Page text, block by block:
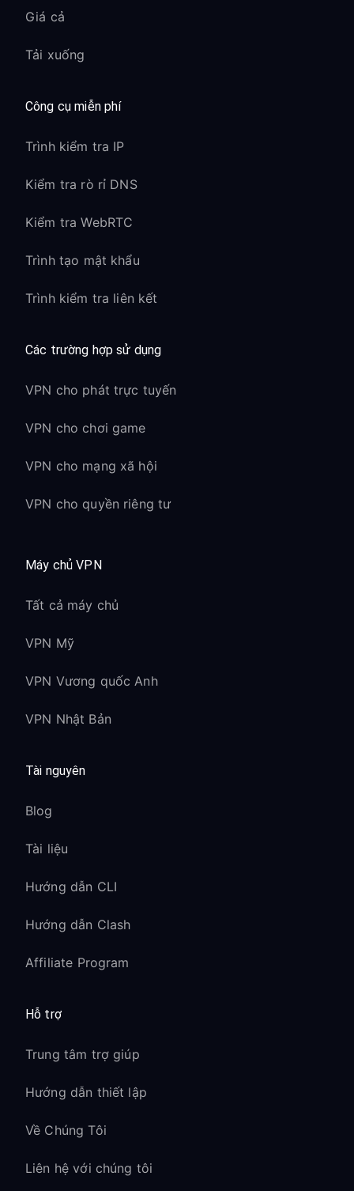
Thường xuyên có giảm giá và giá
Truy cập sớm các bản phát hành lớn
Mô tả game và đánh giá đầy đủ
Tính năng của eShop châu
Âu:
Hỗ trợ đa ngôn ngữ cho game
Tùy chọn giá bằng tiền tệ địa phương
Tính năng Nintendo
Switch Online
Chơi nhiều người trực
Nintendo Switch Online hoạt động
Có thể tăng độ trễ nhẹ tùy theo
khoảng cách đến máy chủ
Switch Online vẫn hoạt động
hoạt động qua VPN
Thư viện game cổ điển:
Không ảnh hưởng đến hiệu năng của
game cổ điển
các thiết bị
Pass:
Nội dung tải xuống hoạt động với kết
nối VPN
thể dùng toàn cầu
Smash Bros. tải xuống bình thường
Giá cả
Tải xuống
Công cụ miễn phí
Trình kiểm tra IP
Kiểm tra rò rỉ DNS
Kiểm tra WebRTC
Trình tạo mật khẩu
Trình kiểm tra liên kết
Các trường hợp sử dụng
VPN cho phát trực tuyến
VPN cho chơi game
VPN cho mạng xã hội
VPN cho quyền riêng tư
Máy chủ VPN
Tất cả máy chủ
VPN Mỹ
VPN Vương quốc Anh
VPN Nhật Bản
Tài nguyên
Blog
Tài liệu
Hướng dẫn CLI
Hướng dẫn Clash
Affiliate Program
Hỗ trợ
Trung tâm trợ giúp
Hướng dẫn thiết lập
Về Chúng Tôi
Liên hệ với chúng tôi